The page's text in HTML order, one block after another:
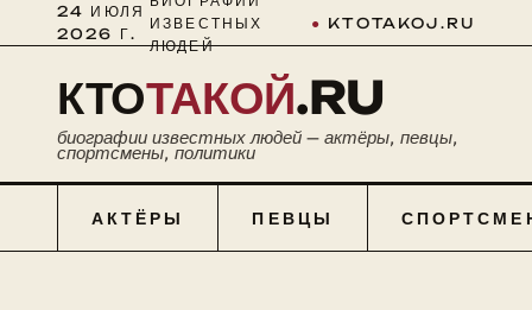
24 ИЮЛЯ
2026 Г.
ИЗВЕСТНЫХ
ЛЮДЕЙ
● KTOTAKOJ.RU
КТОТАКОЙ.RU
биографии известных людей — актёры, певцы,
спортсмены, политики
АКТЁРЫ ПЕВЦЫ